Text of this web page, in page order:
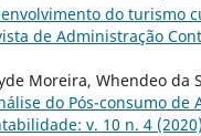
do turismo
de Administração
Moreira, Whendeo da
do Pós-consumo de
v. 10 n. 4